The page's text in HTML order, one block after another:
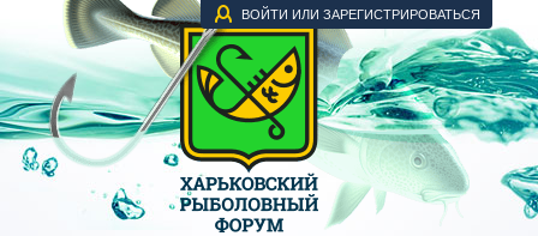
ВОЙТИ ИЛИ ЗАРЕГИСТРИРОВАТЬСЯ